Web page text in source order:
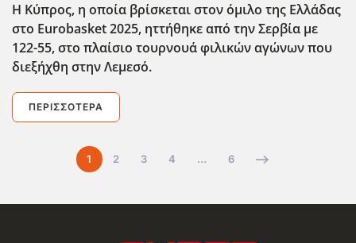
Η Κύπρος, η οποία βρίσκεται στον όμιλο της Ελλάδας
στο Eurobasket 2025, ηττήθηκε από την Σερβία με
122-55, στο πλαίσιο τουρνουά φιλικών αγώνων που
διεξήχθη στην Λεμεσό.
ΠΕΡΙΣΣΌΤΕΡΑ
1 2 3 4 … 6